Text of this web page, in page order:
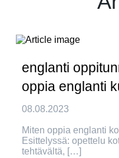
englanti
oppia englanti
08.08.2023
Miten oppia englanti
Esittelyssä: opettelu
tehtävältä, […]